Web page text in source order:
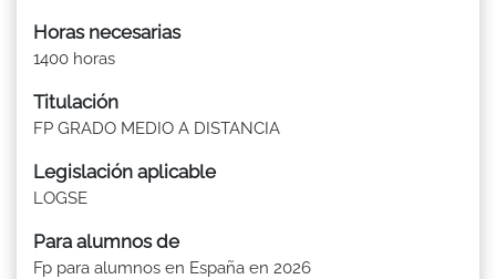
Horas necesarias
1400 horas
Titulación
FP GRADO MEDIO A DISTANCIA
Legislación aplicable
LOGSE
Para alumnos de
Fp para alumnos en España en 2026